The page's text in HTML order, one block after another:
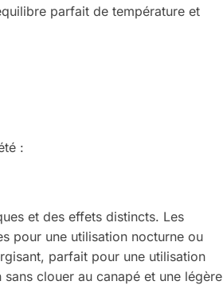
parfait de température et
:
et des effets distincts. Les
pour une utilisation nocturne ou
parfait pour une utilisation
clouer au canapé et une légère